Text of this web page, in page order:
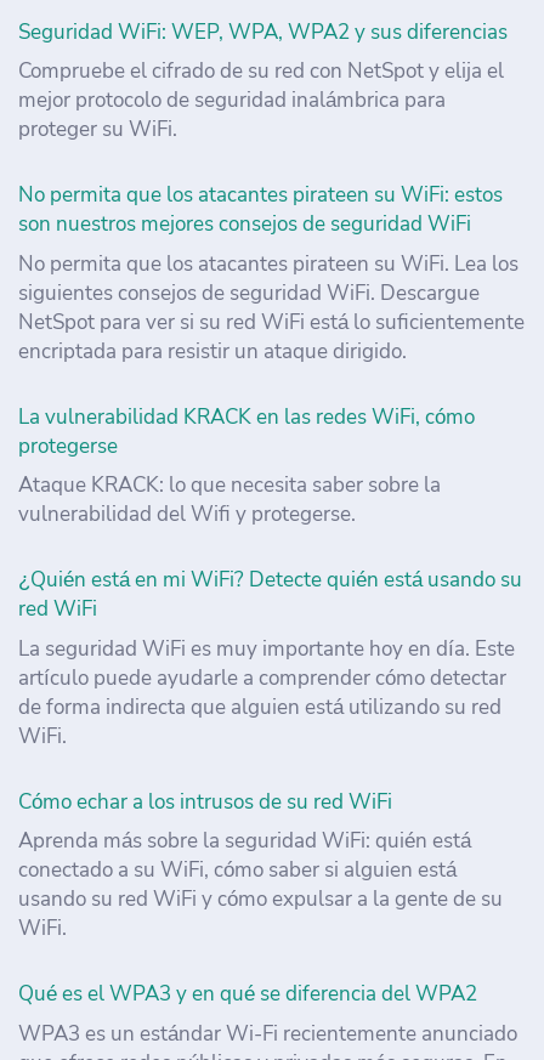
Seguridad WiFi: WEP, WPA, WPA2 y sus diferencias
Compruebe el cifrado de su red con NetSpot y elija el
mejor protocolo de seguridad inalámbrica para
proteger su WiFi.
No permita que los atacantes pirateen su WiFi: estos
son nuestros mejores consejos de seguridad WiFi
No permita que los atacantes pirateen su WiFi. Lea los
siguientes consejos de seguridad WiFi. Descargue
NetSpot para ver si su red WiFi está lo suficientemente
encriptada para resistir un ataque dirigido.
La vulnerabilidad KRACK en las redes WiFi, cómo
protegerse
Ataque KRACK: lo que necesita saber sobre la
vulnerabilidad del Wifi y protegerse.
¿Quién está en mi WiFi? Detecte quién está usando su
red WiFi
La seguridad WiFi es muy importante hoy en día. Este
artículo puede ayudarle a comprender cómo detectar
de forma indirecta que alguien está utilizando su red
WiFi.
Cómo echar a los intrusos de su red WiFi
Aprenda más sobre la seguridad WiFi: quién está
conectado a su WiFi, cómo saber si alguien está
usando su red WiFi y cómo expulsar a la gente de su
WiFi.
Qué es el WPA3 y en qué se diferencia del WPA2
WPA3 es un estándar Wi-Fi recientemente anunciado